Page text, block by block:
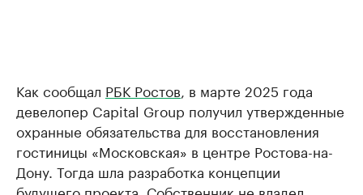
Как сообщал РБК Ростов , в марте 2025 года
девелопер Capital Group получил утвержденные
охранные обязательства для восстановления
гостиницы «Московская» в центре Ростова-на-
Дону. Тогда шла разработка концепции